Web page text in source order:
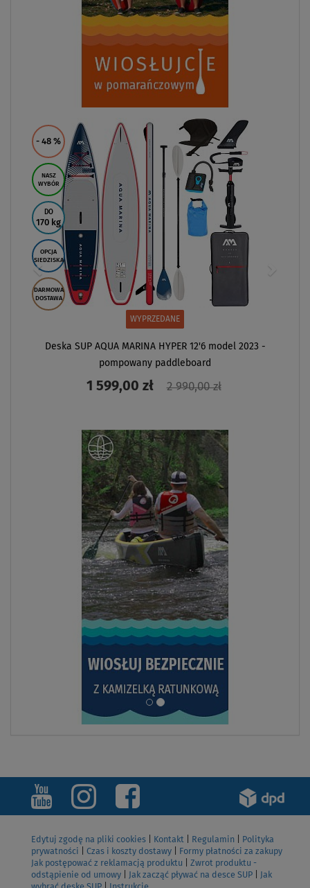
- 48 %
NASZ
WYBÓR
DO
170 kg
OPCJA
SIEDZISKA
DARMOWA
DOSTAWA
WYPRZEDANE
Deska SUP AQUA MARINA HYPER 12'6 model 2023 -
pompowany paddleboard
1 599,00 zł 2 990,00 zł
ZOBACZ
Edytuj zgodę na pliki cookies Kontakt Regulamin
Polityka
prywatności
Czas i koszty dostawy
Formy płatności za zakupy
Jak postępować z reklamacją produktu
Zwrot produktu -
odstąpienie od umowy
Jak zacząć pływać na desce SUP
Jak